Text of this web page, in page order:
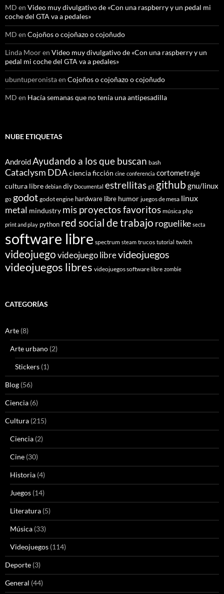
MD en Video muy divulgativo de «Con una raspberry y un pedal mi
coche del GTA va a pedales»
MD en Cojoños o cojoñazo o cojoñudo
Linda Mooren Video muy divulgativo de «Con una raspberry y un
pedal mi coche del GTA va a pedales»
ubuntuperonistaen Cojoños o cojoñazo o cojoñudo
MD en Hacía semanas que no tenía una antipesadilla
NUBE ETIQUETAS
AndroidAyudando a los que buscan bash
Cataclysm DDAciencia ficción cine conferencia cortometraje
cultura libre debian diy Documental estrellitas git github gnu/linux
go godot godot engine hardware libre humor juegos de mesa linux
metal mindustry mis proyectos favoritos música php
print and play python red social de trabajo roguelike secta
software libre spectrum steam trucos tutorial twitch
videojuegovideojuego librevideojuegos
videojuegos libres videojuegos software libre zombie
CATEGORÍAS
Arte (8)
Arte urbano (2)
Stickers (1)
Blog (56)
Ciencia (6)
Cultura (215)
Ciencia (2)
Cine (30)
Historia (4)
Juegos (14)
Literatura (5)
Música (33)
Videojuegos (114)
Deporte (3)
General (44)